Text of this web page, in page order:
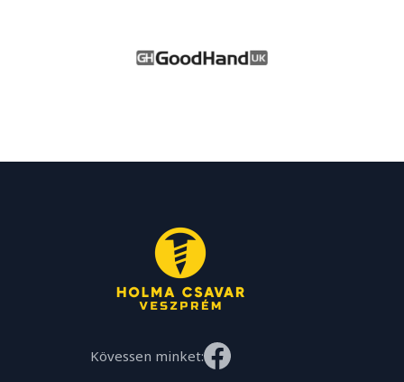
Kövessen minket: